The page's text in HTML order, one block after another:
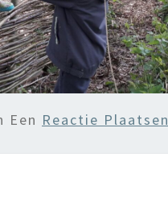
Een Reactie Plaatsen